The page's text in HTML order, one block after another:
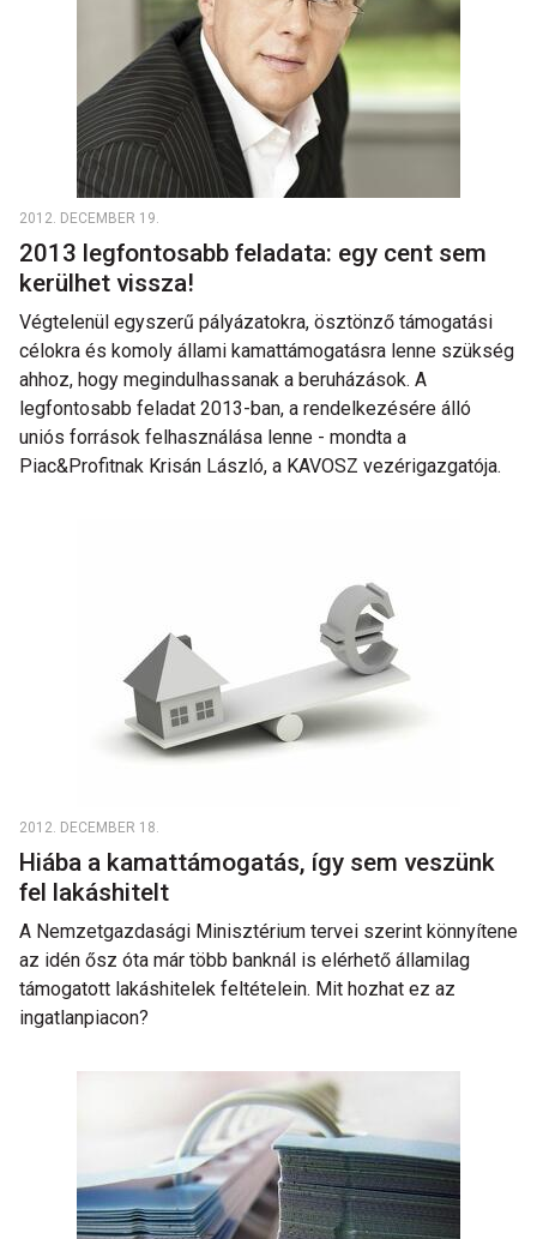
2012. DECEMBER 19.
2013 legfontosabb feladata: egy cent sem
kerülhet vissza!
Végtelenül egyszerű pályázatokra, ösztönző támogatási
célokra és komoly állami kamattámogatásra lenne szükség
ahhoz, hogy megindulhassanak a beruházások. A
legfontosabb feladat 2013-ban, a rendelkezésére álló
uniós források felhasználása lenne - mondta a
Piac&Profitnak Krisán László, a KAVOSZ vezérigazgatója.
2012. DECEMBER 18.
Hiába a kamattámogatás, így sem veszünk
fel lakáshitelt
A Nemzetgazdasági Minisztérium tervei szerint könnyítene
az idén ősz óta már több banknál is elérhető államilag
támogatott lakáshitelek feltételein. Mit hozhat ez az
ingatlanpiacon?